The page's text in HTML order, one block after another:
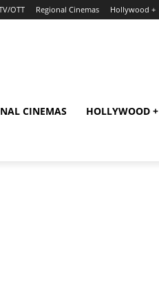
OTT Regional Cinemas Hollywood +
CINEMAS HOLLYWOOD +